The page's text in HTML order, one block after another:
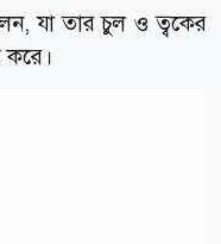
যা তার চুল ও ত্বকের
করে।